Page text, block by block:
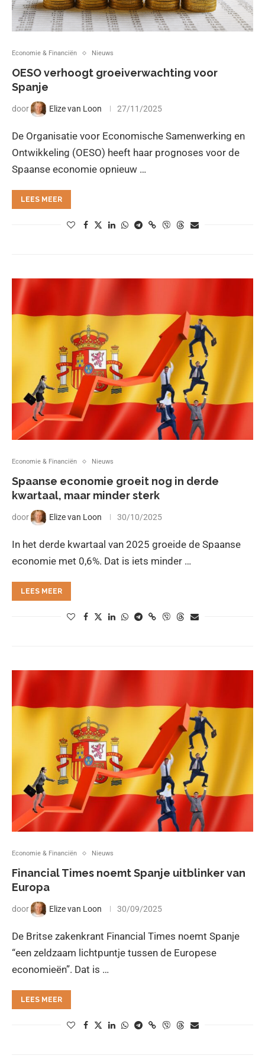
Economie & Financiën Nieuws
OESO verhoogt groeiverwachting voor
Spanje
door Elize van Loon 27/11/2025
De Organisatie voor Economische Samenwerking en
Ontwikkeling (OESO) heeft haar prognoses voor de
Spaanse economie opnieuw …
LEES MEER
Economie & Financiën Nieuws
Spaanse economie groeit nog in derde
kwartaal, maar minder sterk
door Elize van Loon 30/10/2025
In het derde kwartaal van 2025 groeide de Spaanse
economie met 0,6%. Dat is iets minder …
LEES MEER
Economie & Financiën Nieuws
Financial Times noemt Spanje uitblinker van
Europa
door Elize van Loon 30/09/2025
De Britse zakenkrant Financial Times noemt Spanje
“een zeldzaam lichtpuntje tussen de Europese
economieën”. Dat is …
LEES MEER